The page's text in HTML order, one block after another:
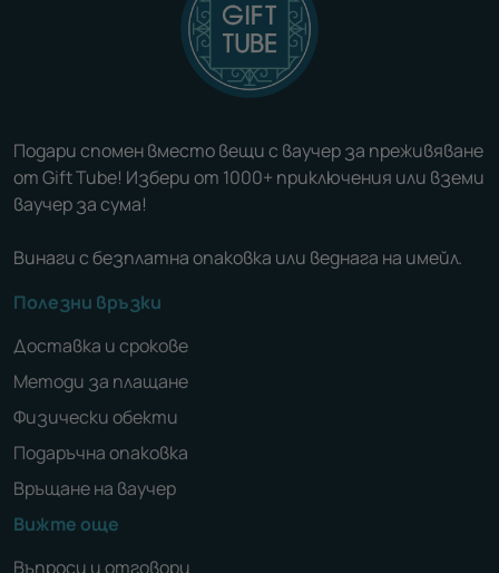
Подари спомен вместо вещи с ваучер за преживяване
от Gift Tube! Избери от 1000+ приключения или вземи
ваучер за сума!
Винаги с безплатна опаковка или веднага на имейл.
Полезни връзки
Доставка и срокове
Методи за плащане
Физически обекти
Подаръчна опаковка
Връщане на ваучер
Вижте още
Въпроси и отговори